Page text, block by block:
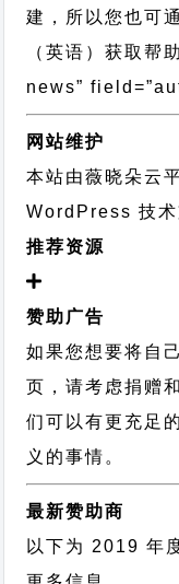
建，所以您也可
（英语）获取
news”
网站维护
本站由薇晓朵云
WordPress 技术
推荐资源
赞助广告
如果您想要将自
页，请考虑捐赠
们可以有更充足
义的事情。
最新赞助商
以下为 2019 年